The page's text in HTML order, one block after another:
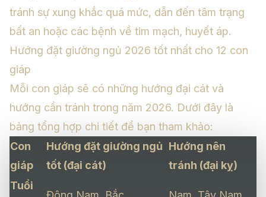
tránh sự xung khắc quá mức, dẫn đến tâm trạng
bất an hoặc các bệnh về tim mạch, huyết áp.
Hướng đặt giường ngủ 2026 tốt nhất cho 12 con
giáp
Mỗi con giáp sẽ có những hướng đại cát và
hướng cần tránh trong năm 2026. Dưới đây là
bảng tổng hợp chi tiết để bạn tham khảo:
Con
giáp
Hướng đặt giường ngủ
tốt (đại cát)
Hướng nên
tránh (đại kỵ)
Tuổi